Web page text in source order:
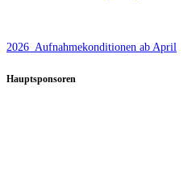
2026_Aufnahmekonditionen ab April
Hauptsponsoren